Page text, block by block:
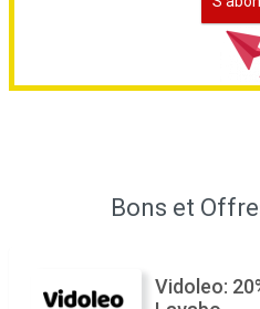
Bons et
Vidoleo: